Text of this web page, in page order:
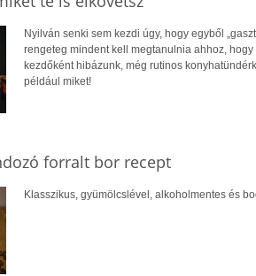
Nyilván senki sem kezdi úgy, hogy egyből
rengeteg mindent kell megtanulnia ahhoz,
kezdőként hibázunk, még rutinos
például miket!
forralt bor recept
Klasszikus, gyümölcslével, alkoholmentes és